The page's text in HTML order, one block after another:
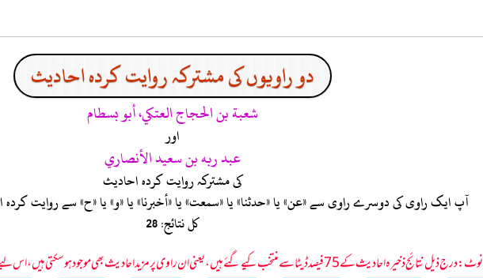
دو راویوں کی مشترکہ روایت کردہ احادیث
شعبة بن الحجاج العتكي، أبو بسطام
اور
عبد ربه بن سعيد الأنصاري
کی مشترکہ روایت کردہ احادیث
آپ ایک راوی کی دوسرے راوی سے «عن» یا «حدثنا» یا «سمعت» یا «أخبرنا» یا «و» یا «ح» سے روایت
کل نتائج: 28
نوٹ: درج ذیل نتائج ذخیرہ احادیث کے 75 فیصد ڈیٹا سے منتخب کیے گئے ہیں، یعنی ان راوی پر مزید احادیث بھی موجود ہو سکتی ہیں، اس لیے ان نتائج کو ابتدائی (اندازاً) سمجھا جائے۔